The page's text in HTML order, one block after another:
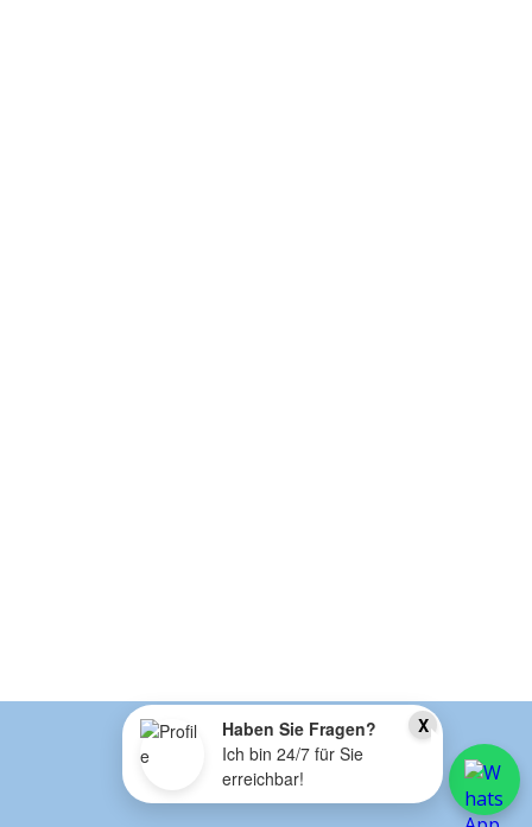
X
Haben Sie Fragen?
Ich bin 24/7 für Sie
erreichbar!